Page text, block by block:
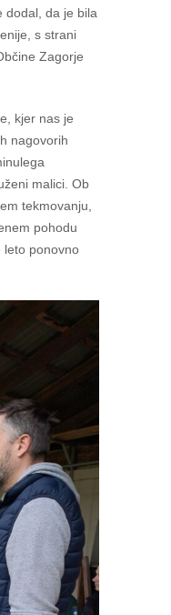
dodal, da je bila
s strani
Zagorje
kjer nas je
nagovorih
malici. Ob
tekmovanju,
pohodu
leto ponovno